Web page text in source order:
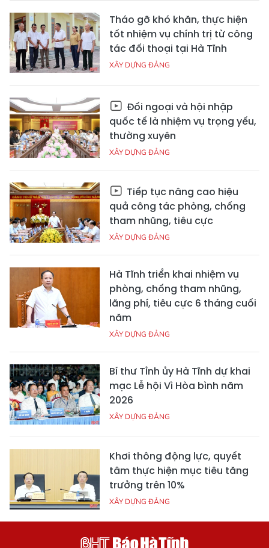
Tháo gỡ khó khăn, thực hiện
tốt nhiệm vụ chính trị từ công
tác đối thoại tại Hà Tĩnh
XÂY DỰNG ĐẢNG
Đối ngoại và hội nhập
quốc tế là nhiệm vụ trọng yếu,
thường xuyên
XÂY DỰNG ĐẢNG
Tiếp tục nâng cao hiệu
quả công tác phòng, chống
tham nhũng, tiêu cực
XÂY DỰNG ĐẢNG
Hà Tĩnh triển khai nhiệm vụ
phòng, chống tham nhũng,
lãng phí, tiêu cực 6 tháng cuối
năm
XÂY DỰNG ĐẢNG
Bí thư Tỉnh ủy Hà Tĩnh dự khai
mạc Lễ hội Vì Hòa bình năm
2026
XÂY DỰNG ĐẢNG
Khơi thông động lực, quyết
tâm thực hiện mục tiêu tăng
trưởng trên 10%
XÂY DỰNG ĐẢNG